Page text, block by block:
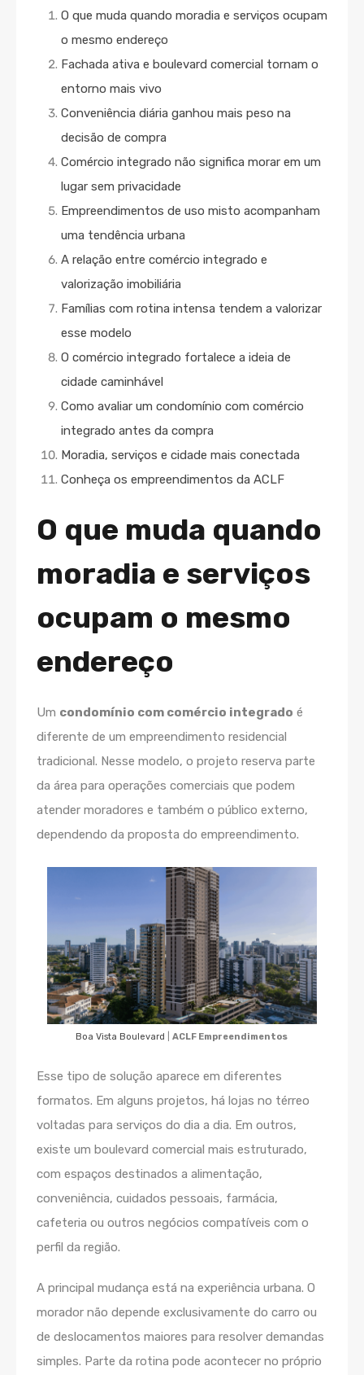
O que muda quando moradia e serviços ocupam
o mesmo endereço
Fachada ativa e boulevard comercial tornam o
entorno mais vivo
Conveniência diária ganhou mais peso na
decisão de compra
Comércio integrado não significa morar em um
lugar sem privacidade
Empreendimentos de uso misto acompanham
uma tendência urbana
A relação entre comércio integrado e
valorização imobiliária
Famílias com rotina intensa tendem a valorizar
esse modelo
O comércio integrado fortalece a ideia de
cidade caminhável
Como avaliar um condomínio com comércio
integrado antes da compra
Moradia, serviços e cidade mais conectada
Conheça os empreendimentos da ACLF
O que muda quando
moradia e serviços
ocupam o mesmo
endereço
Um condomínio com comércio integrado é
diferente de um empreendimento residencial
tradicional. Nesse modelo, o projeto reserva parte
da área para operações comerciais que podem
atender moradores e também o público externo,
dependendo da proposta do empreendimento.
Boa Vista Boulevard |ACLF Empreendimentos
Esse tipo de solução aparece em diferentes
formatos. Em alguns projetos, há lojas no térreo
voltadas para serviços do dia a dia. Em outros,
existe um boulevard comercial mais estruturado,
com espaços destinados a alimentação,
conveniência, cuidados pessoais, farmácia,
cafeteria ou outros negócios compatíveis com o
perfil da região.
A principal mudança está na experiência urbana. O
morador não depende exclusivamente do carro ou
de deslocamentos maiores para resolver demandas
simples. Parte da rotina pode acontecer no próprio